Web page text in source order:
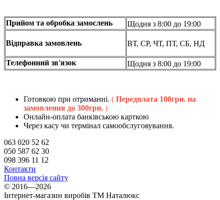
Прийом та обробка замослень Щодня з 8:00 до 19:00
Відправка замовлень ВТ, СР, ЧТ, ПТ, СБ, НД
Телефонний зв'язок Щодня з 8:00 до 19:00
Готовкою при отриманні. ( Передплата 100грн. на
замовлення до 300грн. )
Онлайн-оплата банківською карткою
Через касу чи термінал самообслуговування.
063 020 52 62
050 587 62 30
098 396 11 12
Контакти
Повна версія сайту
© 2016—2026
Інтернет-магазин виробів ТМ Наталюкс